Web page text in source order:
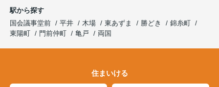
駅から探す
国会議事堂前
平井 木場 東あずま 勝どき
錦糸町
東陽町
門前仲町 亀戸 両国
住まいける